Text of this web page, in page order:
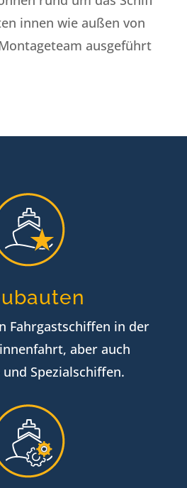
innen wie außen von
ausgeführt
Fahrgastschiffen in der
aber auch
Spezialschiffen.